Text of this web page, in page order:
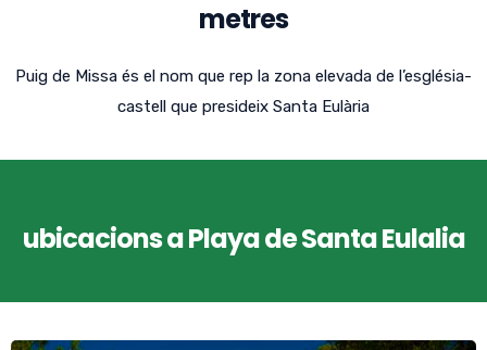
metres
Puig de Missa és el nom que rep la zona elevada de l’església-
castell que presideix Santa Eulària
ubicacions a Playa de Santa Eulalia